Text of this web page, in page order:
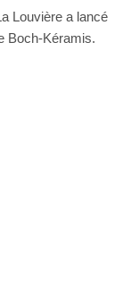
Louvière a lancé
Boch-Kéramis.